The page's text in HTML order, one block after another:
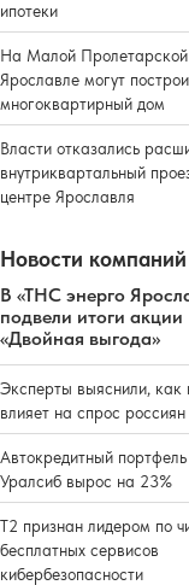
ипотеки
На Малой Пролетарской
Ярославле могут
многоквартирный дом
Власти отказались
внутриквартальный
центре Ярославля
Новости компаний
В «ТНС энерго
подвели итоги акции
«Двойная выгода»
Эксперты выяснили, как
влияет на спрос россиян
Автокредитный
Уралсиб вырос на 23%
Т2 признан лидером по
бесплатных сервисов
кибербезопасности